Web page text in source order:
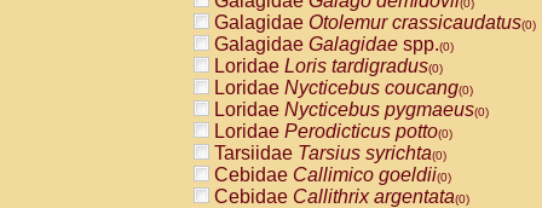
AtelidaeAteles paniscus(0)
AtelidaeAtelesspp.(0)
Atelidae Lagothrix lagothricha
AtelidaeLagothrix lagothricha cana
PitheciidaeCacajao calvus
PitheciidaeCallicebus cupreus
PitheciidaeCallicebus donacophilus
PitheciidaeCallicebus moloch
PitheciidaeCallicebus torquatus
(0)
Galagidae Otolemur crassicaudatus(0)
Galagidae Galagidae spp.(0)
Loridae Loris tardigradus(0)
Loridae Nycticebus coucang(0)
Loridae Nycticebus pygmaeus(0)
Loridae Perodicticus potto(0)
Tarsiidae Tarsius syrichta(0)
Cebidae Callimico goeldii(0)
Cebidae Callithrix argentata(0)